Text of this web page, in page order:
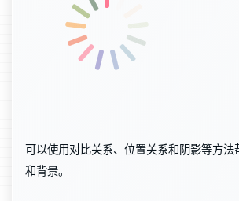
可以使用对比关系、位置关系和阴影等方法
和背景。